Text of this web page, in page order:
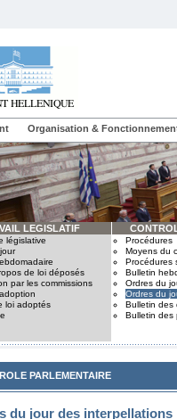
Organisation &
LEGISLATIF
législative
de loi déposés
par les commissions
loi adoptés
Procédures
Moyens du
Procédures
Bulletin
Ordres du
Ordres du
Bulletin des
Bulletin des
PARLEMENTAIRE
du jour des interpellations